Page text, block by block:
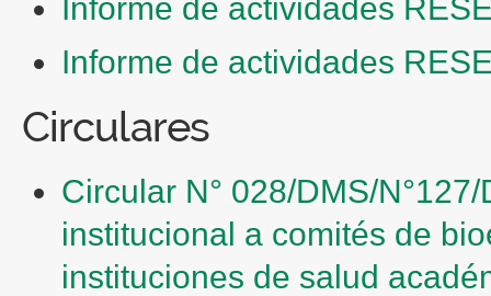
Informe de actividades
Circulares
Circular N° 028/DMS/
institucional a comités de
instituciones de salud